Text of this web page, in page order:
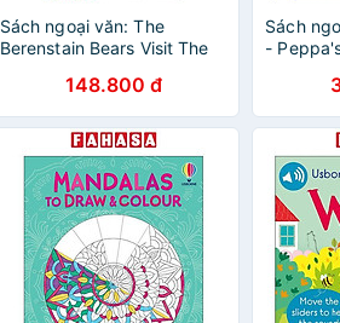
Sách ngoại văn: The
Berenstain Bears Visit The
148.800 đ
Sách
-